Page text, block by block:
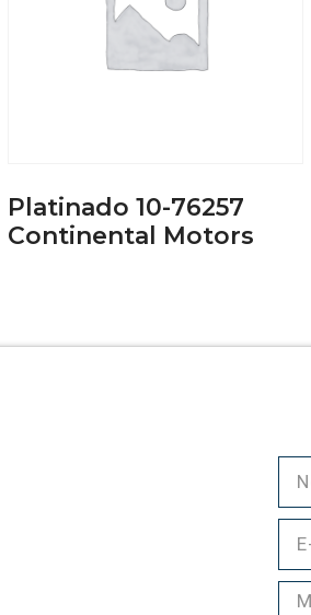
Platinado 10-76257
Continental Motors